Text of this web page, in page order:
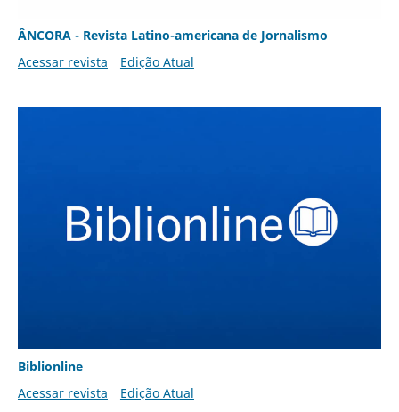
ÂNCORA - Revista Latino-americana de Jornalismo
Acessar revista
Edição Atual
Biblionline
Acessar revista
Edição Atual